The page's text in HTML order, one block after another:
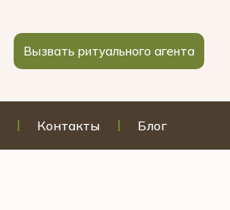
Вызвать ритуального агента
Контакты Блог